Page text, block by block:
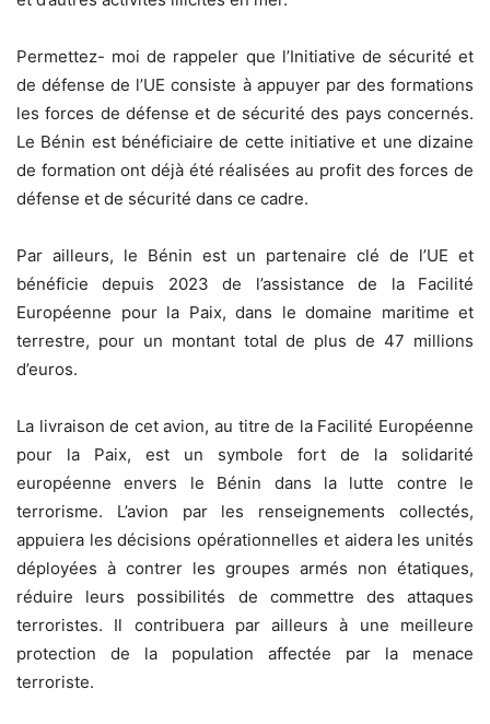
Permettez- moi de rappeler que l’Initiative de sécurité et
de défense de l’UE consiste à appuyer par des formations
les forces de défense et de sécurité des pays concernés.
Le Bénin est bénéficiaire de cette initiative et une dizaine
de formation ont déjà été réalisées au profit des forces de
défense et de sécurité dans ce cadre.
Par ailleurs, le Bénin est un partenaire clé de l’UE et
bénéficie depuis 2023 de l’assistance de la Facilité
Européenne pour la Paix, dans le domaine maritime et
terrestre, pour un montant total de plus de 47 millions
d’euros.
La livraison de cet avion, au titre de la Facilité Européenne
pour la Paix, est un symbole fort de la solidarité
européenne envers le Bénin dans la lutte contre le
terrorisme. L’avion par les renseignements collectés,
appuiera les décisions opérationnelles et aidera les unités
déployées à contrer les groupes armés non étatiques,
réduire leurs possibilités de commettre des attaques
terroristes. Il contribuera par ailleurs à une meilleure
protection de la population affectée par la menace
terroriste.